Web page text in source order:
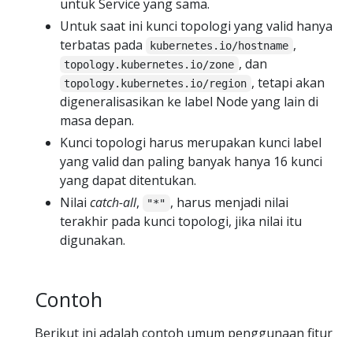
untuk Service yang sama.
Untuk saat ini kunci topologi yang valid hanya
terbatas pada
kubernetes.io/hostname ,
topology.kubernetes.io/zone , dan
topology.kubernetes.io/region , tetapi akan
digeneralisasikan ke label Node yang lain di
masa depan.
Kunci topologi harus merupakan kunci label
yang valid dan paling banyak hanya 16 kunci
yang dapat ditentukan.
Nilai catch-all, "*" , harus menjadi nilai
terakhir pada kunci topologi, jika nilai itu
digunakan.
Contoh
Berikut ini adalah contoh umum penggunaan fitur